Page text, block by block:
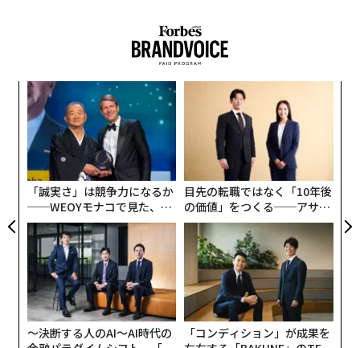
関連記事
画家・井田幸昌 渋谷で「絵なんてわかってたまるか」と掲げたワケ
俳優、脚本家、トラックメイカー。欧州エンタメ界の若い才能たち
カニササレアヤコは何者か。音楽家、エンジニアとマルチな才能を発揮す
るお笑い芸人
大谷翔平に学ぶ 憧れの存在を「超えて行ける人」の思考力
トマト缶が危険？ 100円代で買えるカラクリ
廿日市市に生まれ、高校時代までを過ごした。
「幼少期は厳島神社の大鳥居を眺めながら、対岸で釣り
を楽しんでいました」と振り返るように、豊かな自然に
囲まれ、神道やアニミズムがいつも身近にある環境だっ
た。
昔から特に大鳥居はお気に入りで、幼稚園時代にはダン
ボール工作で再現したという。岡﨑の作品にシンメトリ
ーが多いのは、こうした幼少期の経験にも由来する。
「大鳥居は秩序だっていて、意志を感じるんです。強い
意志を持つものはシンメトリーになっている、という考
えから作品にも取り入れています。シンメトリーにする
ことで、宇宙にもつながるような、人を惹きつける印象
になります」
「誠実さ」は競争力になるか
──WEOYモナコで見た、く
ら寿司の経営哲学
目先の転職ではなく「10年後
の価値」をつくる──アサイ
ンの長期伴走型支援とは
〜決断する人のAI〜AI時代の
「コンディション」が成果を